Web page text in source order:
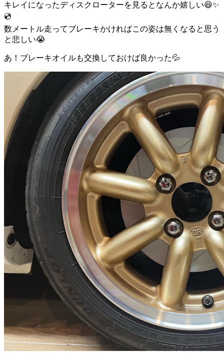
キレイになったディスクローターを見るとなんか嬉しい😆✨
💿
数メートル走ってブレーキかければこの姿は無くなると思う
と悲しい😭
あ！ブレーキオイルも交換しておけば良かった💦